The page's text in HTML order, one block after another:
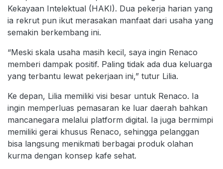
Kekayaan Intelektual (HAKI). Dua pekerja harian yang
ia rekrut pun ikut merasakan manfaat dari usaha yang
semakin berkembang ini.
“Meski skala usaha masih kecil, saya ingin Renaco
memberi dampak positif. Paling tidak ada dua keluarga
yang terbantu lewat pekerjaan ini,” tutur Lilia.
Ke depan, Lilia memiliki visi besar untuk Renaco. Ia
ingin memperluas pemasaran ke luar daerah bahkan
mancanegara melalui platform digital. Ia juga bermimpi
memiliki gerai khusus Renaco, sehingga pelanggan
bisa langsung menikmati berbagai produk olahan
kurma dengan konsep kafe sehat.